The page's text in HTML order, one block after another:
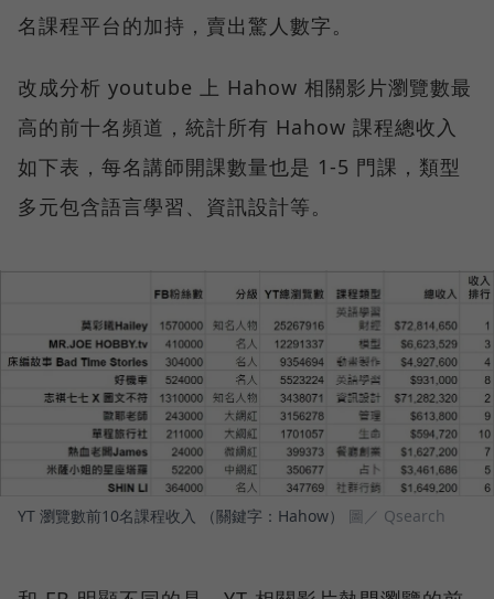
名課程平台的加持，賣出驚人數字。
改成分析 youtube 上 Hahow 相關影片瀏覽數最
高的前十名頻道，統計所有 Hahow 課程總收入
如下表，每名講師開課數量也是 1-5 門課，類型
多元包含語言學習、資訊設計等。
YT 瀏覽數前10名課程收入 （關鍵字：Hahow） 圖／ Qsearch